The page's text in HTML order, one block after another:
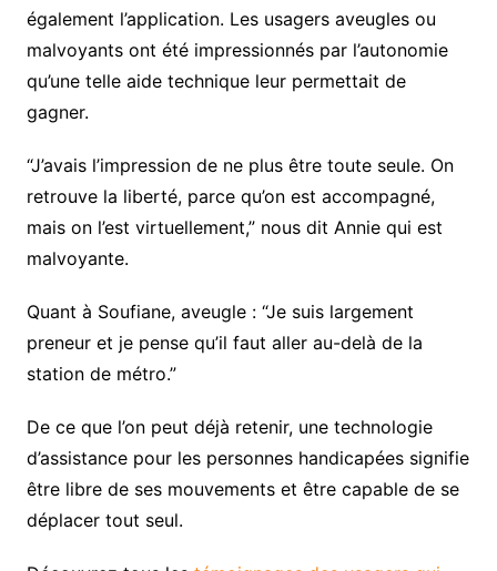
également l’application. Les usagers aveugles ou
malvoyants ont été impressionnés par l’autonomie
qu’une telle aide technique leur permettait de
gagner.
“J’avais l’impression de ne plus être toute seule. On
retrouve la liberté, parce qu’on est accompagné,
mais on l’est virtuellement,” nous dit Annie qui est
malvoyante.
Quant à Soufiane, aveugle : “Je suis largement
preneur et je pense qu’il faut aller au-delà de la
station de métro.”
De ce que l’on peut déjà retenir, une technologie
d’assistance pour les personnes handicapées signifie
être libre de ses mouvements et être capable de se
déplacer tout seul.